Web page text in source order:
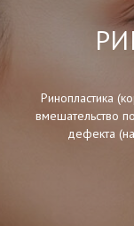
Ринопластика
вмешательство
дефекта